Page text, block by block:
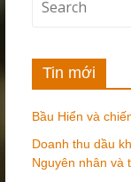
Tin mới
Bầu Hiển và
Doanh thu dầu
Nguyên nhân và